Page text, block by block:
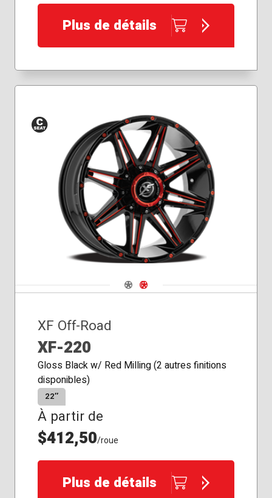
Plus de détails
Siège
conique
Navigate 1
Navigate 2
XF Off-Road
XF-220
Gloss Black w/ Red Milling (2 autres finitions
disponibles)
22″
À partir de
$412,50/roue
Plus de détails